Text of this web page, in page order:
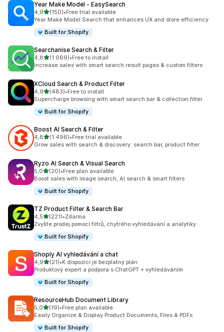
Year Make Model ‑ EasySearch
4,9z 5 hvězd
(150)
Celkový počet recenzí: 150
•Free trial available
Year Make Model Search that enhances UX and store efficiency
Built for Shopify
Searchanise Search & Filter
4,8z 5 hvězd
(1 069)
Celkový počet recenzí: 1069
•Free to install
Increase sales with smart search result pages & custom filters
XCloud Search & Product Filter
4,9z 5 hvězd
(483)
Celkový počet recenzí: 483
•Free to install
Supercharge browsing with smart search bar & collection filter
Built for Shopify
Boost AI Search & Filter
4,8z 5 hvězd
(1 496)
Celkový počet recenzí: 1496
•Free trial available
Grow sales with search & discovery: search bar, product filter
Ryzo AI Search & Visual Search
5,0z 5 hvězd
(20)
Celkový počet recenzí: 20
•Free plan available
Boost sales with image search, AI search & smart filters
Built for Shopify
TZ Product Filter & Search Bar
4,5z 5 hvězd
(221)
Celkový počet recenzí: 221
•Zdarma
Zvyšte prodej pomocí filtrů, chytrého vyhledávání a analytiky
Built for Shopify
Shoply AI vyhledávání a chat
4,9z 5 hvězd
(21)
Celkový počet recenzí: 21
•K dispozici je bezplatný plán
Produktový expert a podpora s ChatGPT + vyhledáváním
Built for Shopify
ResourceHub Document Library
5,0z 5 hvězd
(19)
Celkový počet recenzí: 19
•Free plan available
Easily Organize & Display Product Documents, Files & PDFs
Built for Shopify